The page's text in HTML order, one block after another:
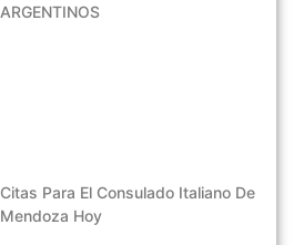
ARGENTINOS
Citas Para El Consulado Italiano De
Mendoza Hoy